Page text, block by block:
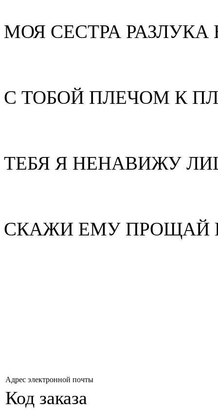
МОЯ СЕСТРА
С ТОБОЙ ПЛЕЧОМ К
ТЕБЯ Я НЕНАВИЖУ
СКАЖИ ЕМУ ПРОЩАЙ
Адрес электронной почты
Код заказа